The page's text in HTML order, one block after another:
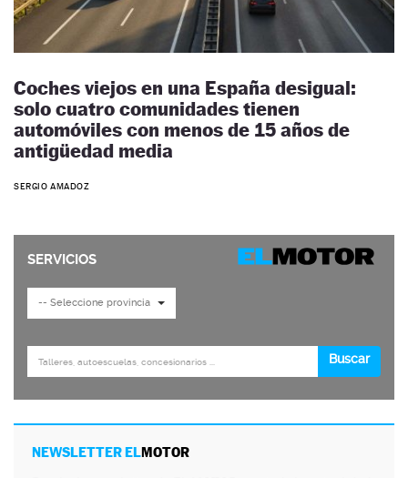
Coches viejos en una España desigual:
solo cuatro comunidades tienen
automóviles con menos de 15 años de
antigüedad media
SERGIO AMADOZ
NEWSLETTER ELMOTOR